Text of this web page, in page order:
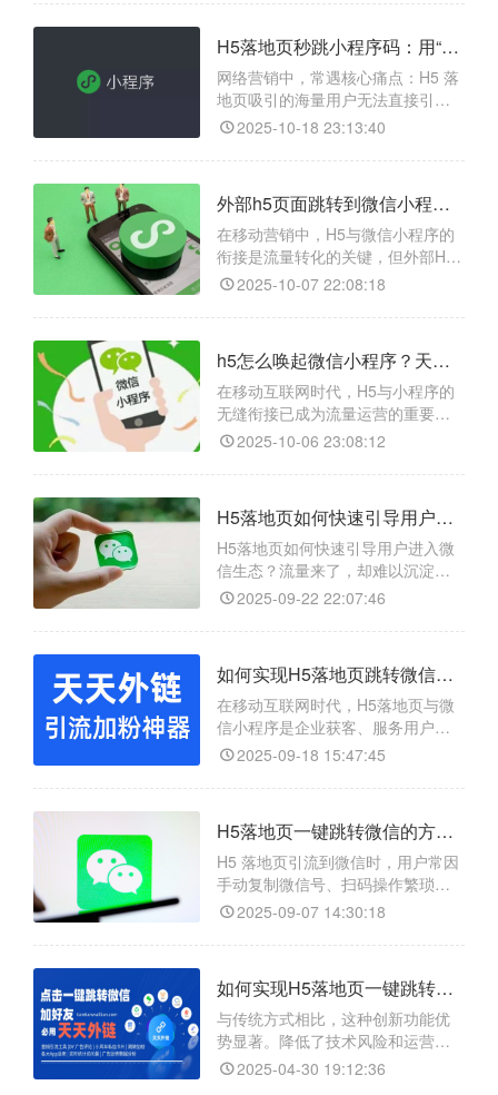
无需复杂开发即可实现H5在外部浏
程序。其核心功能包括：生成专属
跳转链接、支持小程序AppID与页面
路径精准配置、实时统计点击及跳
转数据，并具备防拦截
H5落地页秒跳小程序码：用“天天外链”打通营销闭环，高效沉淀流量
网络营销中，常遇核心痛点：H5 落
地页吸引的海量用户无法直接引导
至微信小程序，致流量流失、转化
业工具，它生成符合微信规范的跳
转。其功能强大，不仅支持跳转小
程序指定页面，还提供详细访问数
据统计以精准分析渠道效果，且具
备防封防屏蔽能力，
2025-10-18 23:13:40
外部h5页面跳转到微信小程序如何实现？天天外链生成跳转微信链接
在移动营销中，H5与微信小程序的
衔接是流量转化的关键，但外部H5
无法直接唤起小程序，易造成用户
点，它作为跨平台引流工具，能生
等外部场景到微信小程序的壁垒，
支持精准跳转至小程序指定页面，
还附带数据统计功能，适配95%以
上APP，大幅降低转化门槛
2025-10-07 22:08:18
h5怎么唤起微信小程序？天天外链打通流量闭环的关键路径​
在移动互联网时代，H5与小程序的
无缝衔接已成为流量运营的重要环
节。很多企业的推广活动、营销页
化场景却在微信小程序中。然而，
序，这在流量转化中造成了断裂。
为了解决这一问题，“天天外链”应运
而生。
2025-10-06 23:08:12
H5落地页如何快速引导用户进入微信生态？H5落地页一键跳转微信
H5落地页如何快速引导用户进入微
信生态？流量来了，却难以沉淀，
是许多企业在移动营销中面临的共
传利器，但引导用户入微信私域难
率超 70%，且受限于微信生态难无
缝跳转。
2025-09-22 22:07:46
如何实现H5落地页跳转微信小程序任意页面？天天外链智能引流方案
在移动互联网时代，H5落地页与微
信小程序是企业获客、服务用户的
重要载体，但若用户从H5跳转至小
流失、影响转化。天天外链可解决
任意页面，无需复杂开发；能生成
专属跳转链接，适配邮件、短信、
网页等多场景；还提供跳转数据统
计，助力分析流量效果，有
2025-09-18 15:47:45
H5落地页一键跳转微信的方法是什么？
H5 落地页引流到微信时，用户常因
手动复制微信号、扫码操作繁琐流
失，高流量场景还易出现二维码失
解决这些痛点，成为 H5 到微信转化
2025-09-07 14:30:18
如何实现H5落地页一键跳转微信？
与传统方式相比，这种创新功能优
势显著。降低了技术风险和运营成
本，同时提高了链接的稳定性和安
2025-04-30 19:12:36